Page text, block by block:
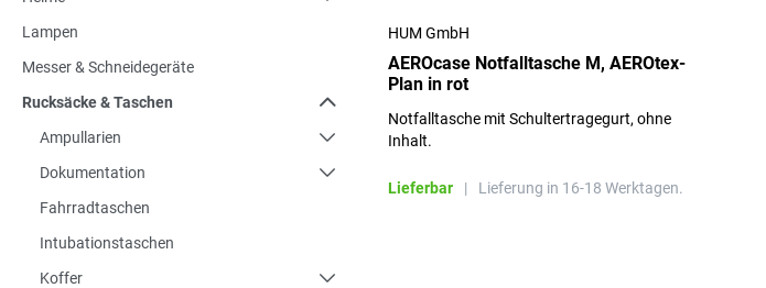
Lampen
Messer & Schneidegeräte
Rucksäcke & Taschen
Ampullarien
Dokumentation
Fahrradtaschen
Intubationstaschen
Koffer
HUM GmbH
AEROcase Notfalltasche M, AEROtex-
Plan in rot
Notfalltasche mit Schultertragegurt, ohne
Inhalt.
Lieferbar | Lieferung in 16-18 Werktagen.